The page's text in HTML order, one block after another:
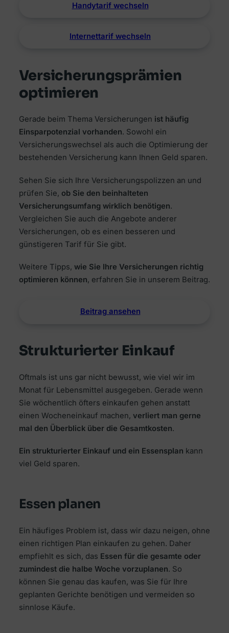
Handytarif wechseln
Internettarif wechseln
Versicherungsprämien
optimieren
Gerade beim Thema Versicherungen ist häufig
Einsparpotenzial vorhanden. Sowohl ein
Versicherungswechsel als auch die Optimierung der
bestehenden Versicherung kann Ihnen Geld sparen.
Sehen Sie sich Ihre Versicherungspolizzen an und
prüfen Sie, ob Sie den beinhalteten
Versicherungsumfang wirklich benötigen.
Vergleichen Sie auch die Angebote anderer
Versicherungen, ob es einen besseren und
günstigeren Tarif für Sie gibt.
Weitere Tipps, wie Sie Ihre Versicherungen richtig
optimieren können, erfahren Sie in unserem Beitrag.
Beitrag ansehen
Strukturierter Einkauf
Oftmals ist uns gar nicht bewusst, wie viel wir im
Monat für Lebensmittel ausgegeben. Gerade wenn
Sie wöchentlich öfters einkaufen gehen anstatt
einen Wocheneinkauf machen, verliert man gerne
mal den Überblick über die Gesamtkosten.
Ein strukturierter Einkauf und ein Essensplan kann
viel Geld sparen.
Essen planen
Ein häufiges Problem ist, dass wir dazu neigen, ohne
einen richtigen Plan einkaufen zu gehen. Daher
empfiehlt es sich, das Essen für die gesamte oder
zumindest die halbe Woche vorzuplanen. So
können Sie genau das kaufen, was Sie für Ihre
geplanten Gerichte benötigen und vermeiden so
sinnlose Käufe.